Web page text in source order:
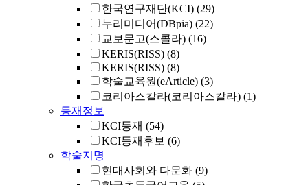
한국연구재단(KCI) (29)
누리미디어(DBpia) (22)
교보문고(스콜라) (16)
KERIS(RISS) (8)
KERIS(RISS) (8)
학술교육원(eArticle) (3)
코리아스칼라(코리아스칼라) (1)
등재정보
KCI등재 (54)
KCI등재후보 (6)
학술지명
현대사회와 다문화 (9)